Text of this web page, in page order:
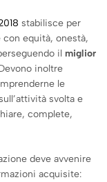
stabilisce per
equità, onestà,
il miglior
inoltre
le
svolta e
complete,
deve avvenire
acquisite: